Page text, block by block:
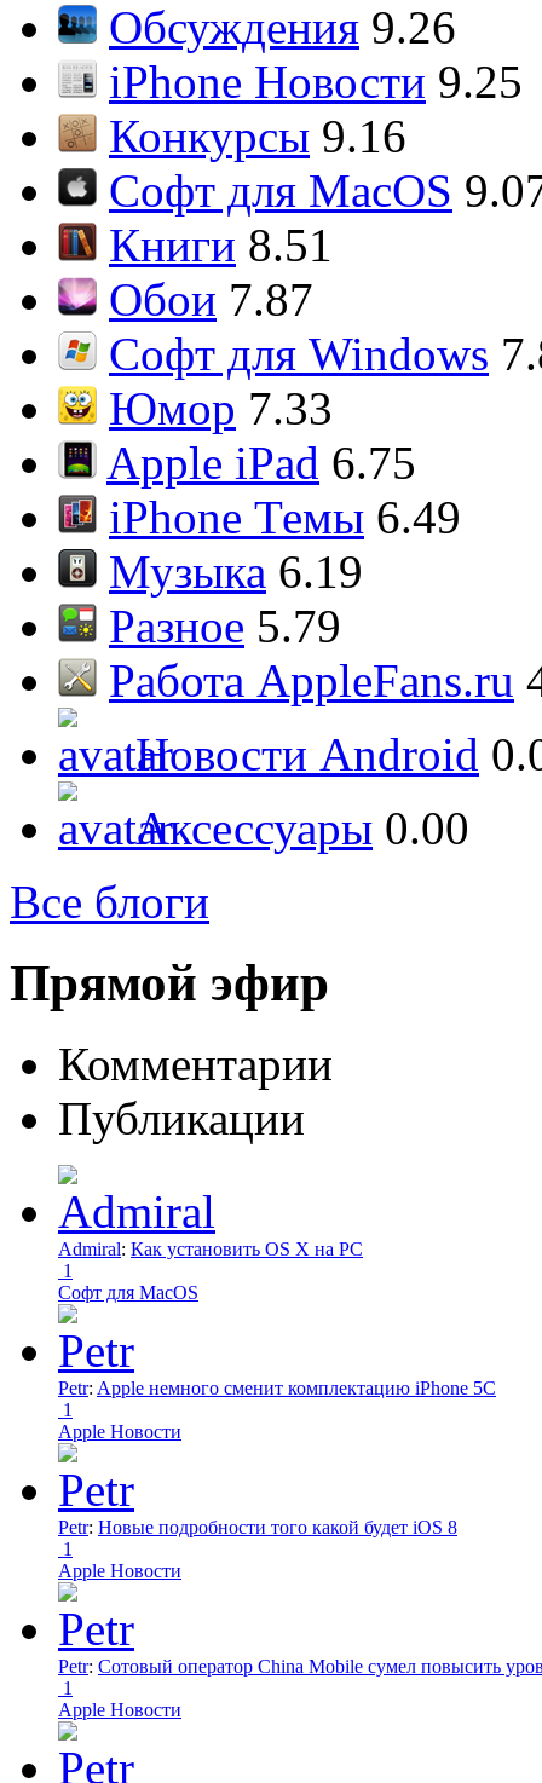
Обсуждения 9.26
iPhone Новости 9.25
Конкурсы 9.16
Софт для MacOS
Книги 8.51
Обои 7.87
Софт для Windows
Юмор 7.33
Apple iPad 6.75
iPhone Темы 6.49
Музыка 6.19
Разное 5.79
Работа AppleFans.ru
Новости Android
Аксессуары 0.00
Все блоги
Прямой эфир
Комментарии
Публикации
Admiral: Как установить OS X на PC
1
Софт для MacOS
Petr: Apple немного сменит комплектацию iPhone 5C
1
Apple Новости
Petr: Новые подробности того какой будет iOS 8
1
Apple Новости
Petr: Сотовый оператор China Mobile сумел повысить
1
Apple Новости